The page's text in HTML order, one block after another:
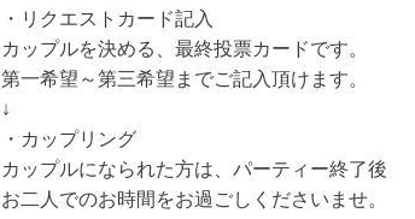
・リクエストカード記入
カップルを決める、最終投票カードです。
第一希望～第三希望までご記入頂けます。
↓
・カップリング
カップルになられた方は、パーティー終了後
お二人でのお時間をお過ごしくださいませ。